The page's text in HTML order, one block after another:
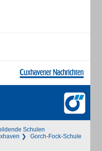
Schulen
Gorch-Fock-Schule